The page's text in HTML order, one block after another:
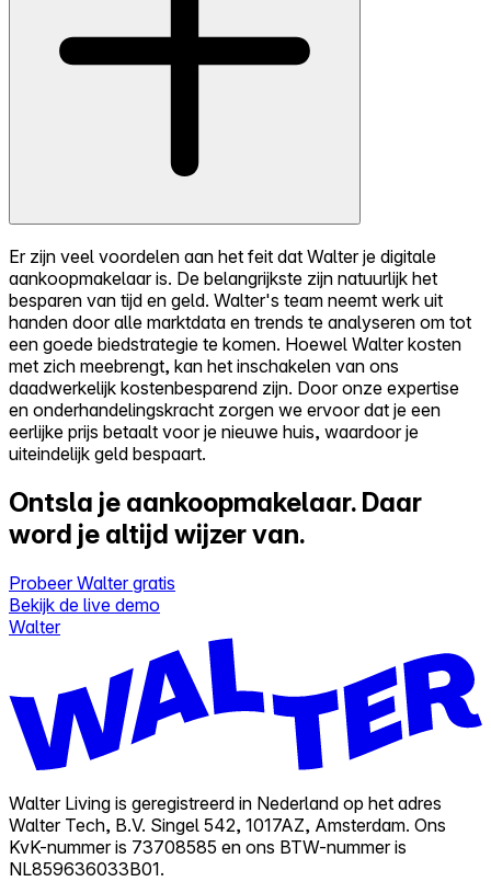
Er zijn veel voordelen aan het feit dat Walter je digitale
aankoopmakelaar is. De belangrijkste zijn natuurlijk het
besparen van tijd en geld. Walter's team neemt werk uit
handen door alle marktdata en trends te analyseren om tot
een goede biedstrategie te komen. Hoewel Walter kosten
met zich meebrengt, kan het inschakelen van ons
daadwerkelijk kostenbesparend zijn. Door onze expertise
en onderhandelingskracht zorgen we ervoor dat je een
eerlijke prijs betaalt voor je nieuwe huis, waardoor je
uiteindelijk geld bespaart.
Ontsla je aankoopmakelaar. Daar
word je altijd wijzer van.
Probeer Walter gratis
Bekijk de live demo
Walter
Walter Living is geregistreerd in Nederland op het adres
Walter Tech, B.V. Singel 542, 1017AZ, Amsterdam. Ons
KvK-nummer is 73708585 en ons BTW-nummer is
NL859636033B01.